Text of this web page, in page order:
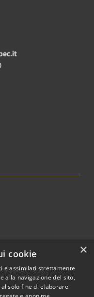
×
cookie
e assimilati strettamente
alla navigazione del sito,
solo fine di elaborare